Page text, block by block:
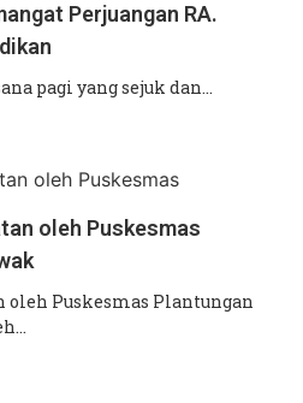
Perjuangan RA.
pagi yang sejuk dan…
oleh Puskesmas
oleh Puskesmas Plantungan